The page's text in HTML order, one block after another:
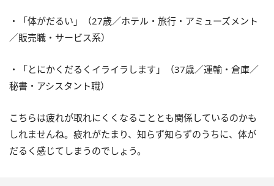
・「体がだるい」（27歳／ホテル・旅行・アミューズメント
／販売職・サービス系）
・「とにかくだるくイライラします」（37歳／運輸・倉庫／
秘書・アシスタント職）
こちらは疲れが取れにくくなることとも関係しているのかも
しれませんね。疲れがたまり、知らず知らずのうちに、体が
だるく感じてしまうのでしょう。